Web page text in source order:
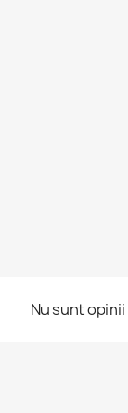
Nu sunt
sa fi logat in